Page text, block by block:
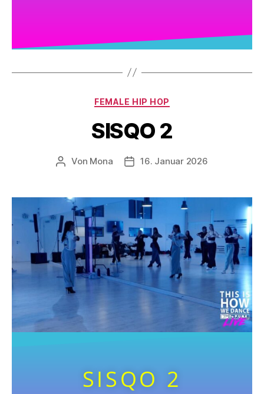
FEMALE HIP HOP
SISQO 2
Von Mona 16. Januar 2026
SISQO 2